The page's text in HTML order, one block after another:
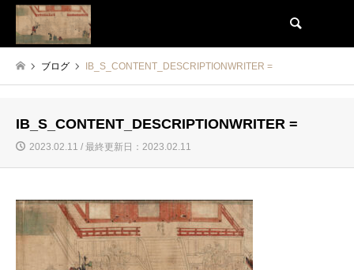
ブログ IB_S_CONTENT_DESCRIPTIONWRITER =
IB_S_CONTENT_DESCRIPTIONWRITER =
2023.02.11 / 最終更新日：2023.02.11